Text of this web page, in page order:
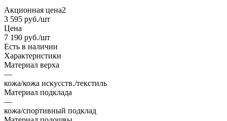
Акционная цена2
3 595 руб./шт
Цена
7 190 руб./шт
Есть в наличии
Характеристики
Материал верха
—
кожа/кожа искусств./текстиль
Материал подклада
—
кожа/спортивный подклад